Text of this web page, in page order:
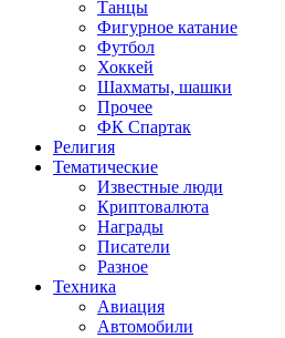
Танцы
Фигурное катание
Футбол
Хоккей
Шахматы, шашки
Прочее
ФК Спартак
Религия
Тематические
Известные люди
Криптовалюта
Награды
Писатели
Разное
Техника
Авиация
Автомобили